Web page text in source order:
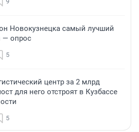
Новокузнецка самый лучший
— опрос
5
центр за 2 млрд
для него отстроят в Кузбассе
5